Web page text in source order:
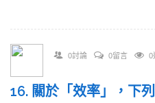
0討論 0留言 0
16. 關於「效率」，下